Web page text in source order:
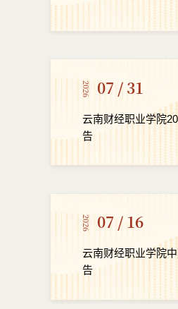
2026 07 / 31
云南财经职业学院
告
2026 07 / 16
云南财经职业学院
告